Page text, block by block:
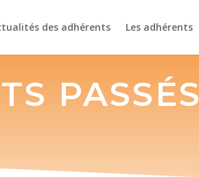
des adhérents Les adhérents
PASSÉS